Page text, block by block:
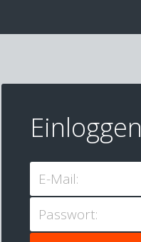
Einloggen
E-Mail:
Passwort: